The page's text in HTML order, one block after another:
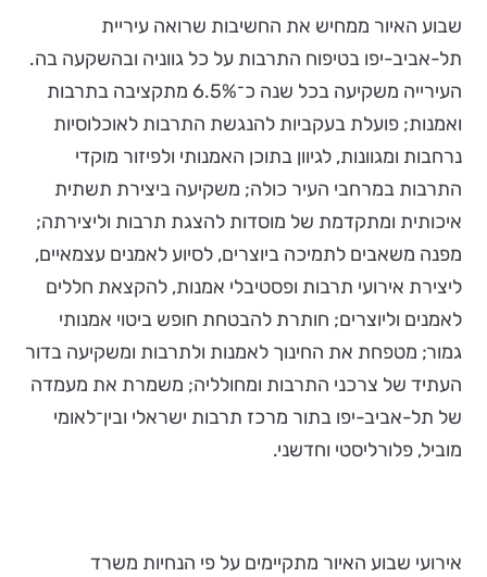
שבוע האיור ממחיש את החשיבות שרואה עיריית
תל-אביב-יפו בטיפוח התרבות על כל גווניה ובהשקעה בה.
העירייה משקיעה בכל שנה כ־6.5% מתקציבה בתרבות
ואמנות; פועלת בעקביות להנגשת התרבות לאוכלוסיות
נרחבות ומגוונות, לגיוון בתוכן האמנותי ולפיזור מוקדי
התרבות במרחבי העיר כולה; משקיעה ביצירת תשתית
איכותית ומתקדמת של מוסדות להצגת תרבות וליצירתה;
מפנה משאבים לתמיכה ביוצרים, לסיוע לאמנים עצמאיים,
ליצירת אירועי תרבות ופסטיבלי אמנות, להקצאת חללים
לאמנים וליוצרים; חותרת להבטחת חופש ביטוי אמנותי
גמור; מטפחת את החינוך לאמנות ולתרבות ומשקיעה בדור
העתיד של צרכני התרבות ומחולליה; משמרת את מעמדה
של תל-אביב-יפו בתור מרכז תרבות ישראלי ובין־לאומי
מוביל, פלורליסטי וחדשני.
אירועי שבוע האיור מתקיימים על פי הנחיות משרד